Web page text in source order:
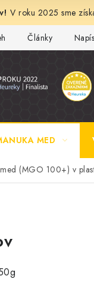
V roku 2025 sme
Články
MED
(MGO 100+) v